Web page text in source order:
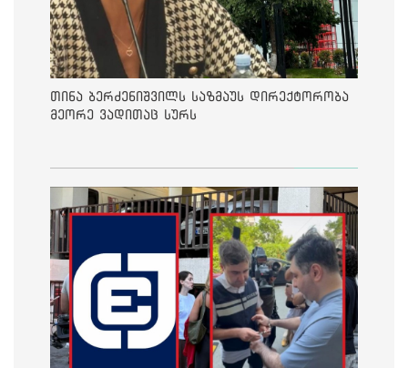
თინა ბერძენიშვილს საზმაუს დირექტორობა
მეორე ვადითაც სურს